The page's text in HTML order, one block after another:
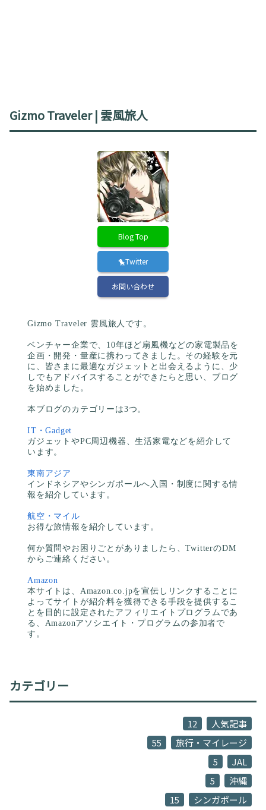
Gizmo Traveler | 雲風旅人
Blog Top
🐤Twitter
お問い合わせ
Gizmo Traveler 雲風旅人です。
ベンチャー企業で、10年ほど扇風機などの家電製品を
企画・開発・量産に携わってきました。その経験を元
に、皆さまに最適なガジェットと出会えるように、少
しでもアドバイスすることができたらと思い、ブログ
を始めました。
本ブログのカテゴリーは3つ。
IT・Gadget
ガジェットやPC周辺機器、生活家電などを紹介して
います。
東南アジア
インドネシアやシンガポールへ入国・制度に関する情
報を紹介しています。
航空・マイル
お得な旅情報を紹介しています。
何か質問やお困りごとがありましたら、TwitterのDM
からご連絡ください。
Amazon
本サイトは、Amazon.co.jpを宣伝しリンクすることに
よってサイトが紹介料を獲得できる手段を提供するこ
とを目的に設定されたアフィリエイトプログラムであ
る、Amazonアソシエイト・プログラムの参加者で
す。
カテゴリー
人気記事
12
旅行・マイレージ
55
JAL
5
沖縄
5
シンガポール
15